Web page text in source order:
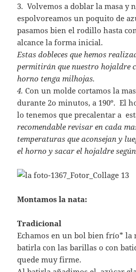
3. Volvemos a doblar la masa y
espolvoreamos un poquito de
pasamos bien el rodillo hasta
alcance la forma inicial.
Estas dobleces que hemos
permitirán que nuestro hojaldre
horno tenga milhojas.
4.Con un molde cortamos la
durante 2o minutos, a 190º. El
lo tenemos que precalentar a
recomendable revisar en cada
temperaturas que aconsejan y
el horno y sacar el hojaldre
Montamos la nata:
Tradicional
Echamos en un bol bien frío* la
batirla con las barillas o con
quede muy firme.